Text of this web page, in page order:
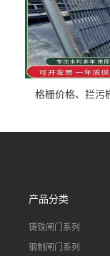
格栅价格、拦污
产品分类
铸铁闸门系列
钢制闸门系列